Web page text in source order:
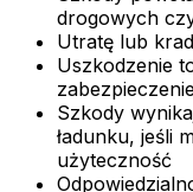
drogowych
Utratę lub
Uszkodzenie
Szkody
ładunku, jeśli
użyteczność